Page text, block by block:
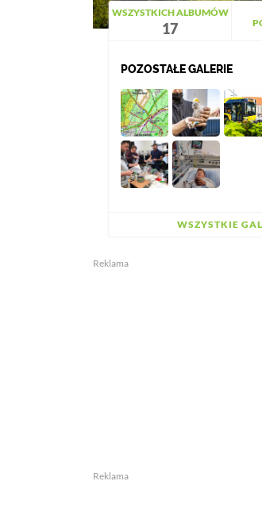
WSZYSTKICH ALBUMÓW
17
POZOSTAŁE GALERIE
WSZYSTKIE
Reklama
Reklama